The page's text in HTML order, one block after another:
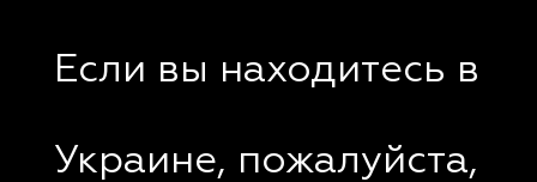
Если вы находитесь в
Украине, пожалуйста,